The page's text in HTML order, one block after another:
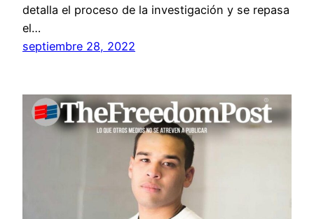
detalla el proceso de la investigación y se repasa
el…
septiembre 28, 2022